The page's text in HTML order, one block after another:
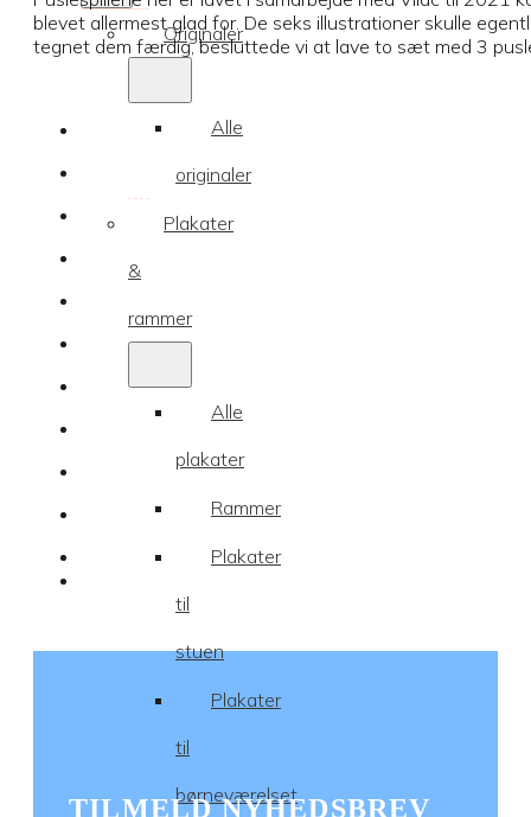
Originaler
Alle
originaler
Plakater
&
rammer
Alle
plakater
Rammer
Plakater
til
stuen
Plakater
til
børneværelset
blevet allermest glad for. De seks illustrationer skulle
tegnet dem færdig, besluttede vi at lave to sæt med 3
TILMELD NYHEDSBREV